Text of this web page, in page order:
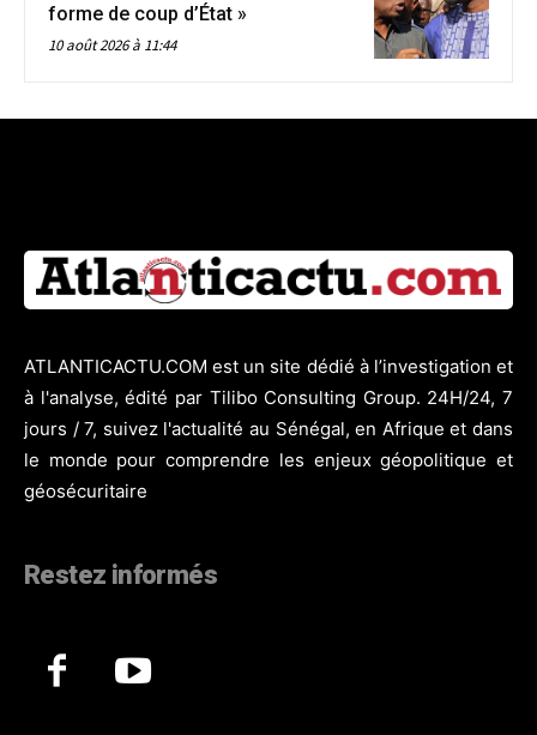
forme de coup d’État »
10 août 2026 à 11:44
ATLANTICACTU.COM est un site dédié à l’investigation et
à l'analyse, édité par Tilibo Consulting Group. 24H/24, 7
jours / 7, suivez l'actualité au Sénégal, en Afrique et dans
le monde pour comprendre les enjeux géopolitique et
géosécuritaire
Restez informés